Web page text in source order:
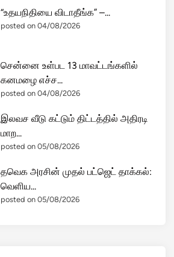
“உதயநிதியை விடாதீங்க” –...
posted on 04/08/2026
சென்னை உள்பட 13 மாவட்டங்களில்
கனமழை எச்ச...
posted on 04/08/2026
இலவச வீடு கட்டும் திட்டத்தில் அதிரடி
மாற...
posted on 05/08/2026
தவெக அரசின் முதல் பட்ஜெட் தாக்கல்:
வெளிய...
posted on 05/08/2026